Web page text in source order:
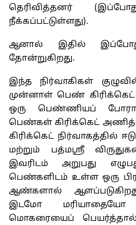
தெரிவித்தனர்
நீக்கப்பட்டுள்ளது).
ஆனால் இதில்
தோன்றுகிறது.
இந்த நிர்வாகிகள்
முன்னாள் பெண் கிரிக்கெட்
ஒரு பெண்ணியப்
பெண்கள் கிரிக்கெட் அணித்
கிரிக்கெட் நிர்வாகத்தில்
மற்றும் பத்மஸ்ரீ
இவரிடம் அறுபது
பெண்களிடம் உள்ள ஒரு
ஆண்களால்
இடமோ
மொகரையைப்